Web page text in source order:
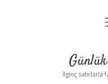
İlginç satırlarla